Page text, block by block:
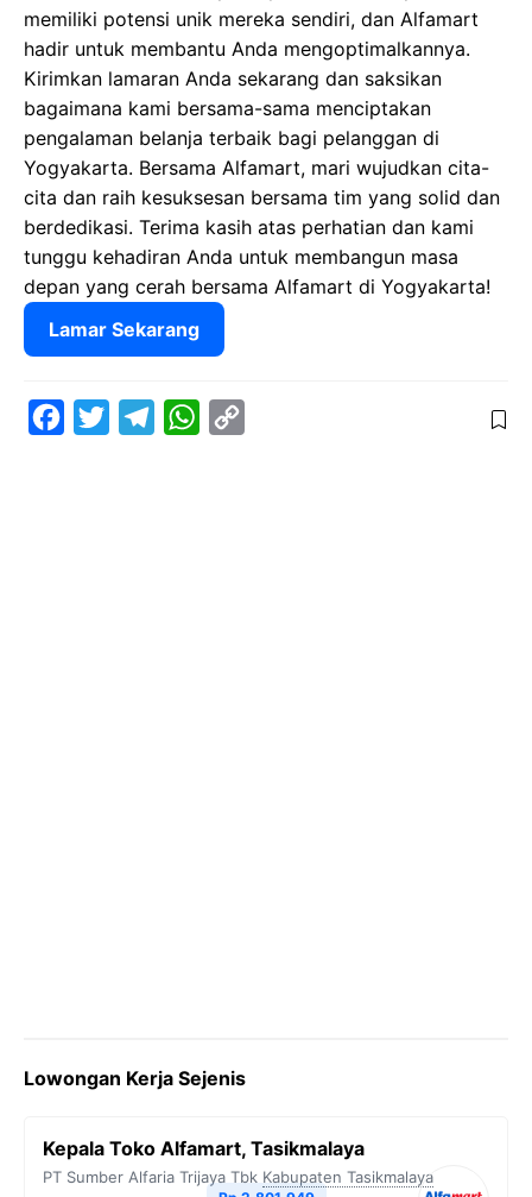
memiliki potensi unik mereka sendiri, dan Alfamart
hadir untuk membantu Anda mengoptimalkannya.
Kirimkan lamaran Anda sekarang dan saksikan
bagaimana kami bersama-sama menciptakan
pengalaman belanja terbaik bagi pelanggan di
Yogyakarta. Bersama Alfamart, mari wujudkan cita-
cita dan raih kesuksesan bersama tim yang solid dan
berdedikasi. Terima kasih atas perhatian dan kami
tunggu kehadiran Anda untuk membangun masa
depan yang cerah bersama Alfamart di Yogyakarta!
Lamar Sekarang
W
Lowongan Kerja Sejenis
Kepala Toko Alfamart, Tasikmalaya
PT Sumber Alfaria Trijaya Tbk Kabupaten Tasikmalaya